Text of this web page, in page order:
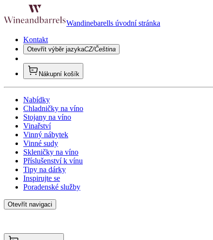
Wandinebarells úvodní stránka
Kontakt
Otevřít výběr jazykaCZ/Čeština
Nákupní košík
Nabídky
Chladničky na víno
Stojany na víno
Vinařství
Vinný nábytek
Vinné sudy
Skleničky na víno
Příslušenství k vínu
Tipy na dárky
Inspirujte se
Poradenské služby
Otevřít navigaci